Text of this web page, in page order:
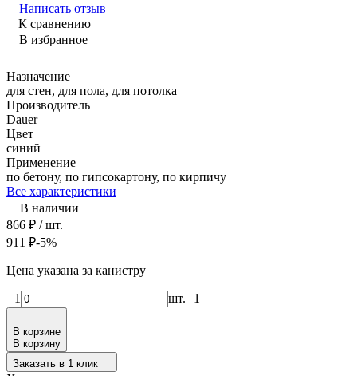
Написать отзыв
К сравнению
В избранное
Назначение
для стен, для пола, для потолка
Производитель
Dauer
Цвет
синий
Применение
по бетону, по гипсокартону, по кирпичу
Все характеристики
В наличии
866 ₽ / шт.
911 ₽-5%
Цена указана за канистру
1 шт. 1
В корзине
В корзину
Заказать в 1 клик